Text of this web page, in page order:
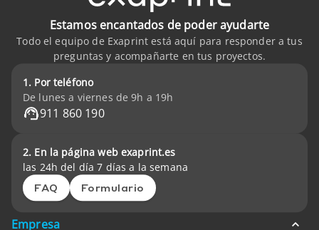
Estamos encantados de poder ayudarte
Todo el equipo de Exaprint está aquí para responder a tus
preguntas y acompañarte en tus proyectos.
1. Por teléfono
De lunes a viernes de 9h a 19h
911 860 190
2. En la página web exaprint.es
las 24h del día 7 días a la semana
FAQ Formulario
Empresa